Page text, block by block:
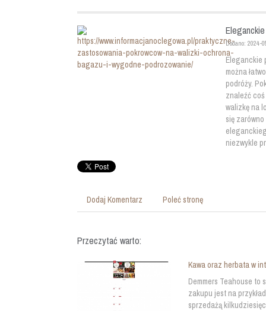
Dodano: 2024-
Eleganckie
można
podróży.
znaleźć
walizkę na
się
niezwykle
Dodaj Komentarz Poleć stronę
Przeczytać warto:
Kawa oraz herbata w
Demmers Teahouse to
zakupu jest na
sprzedażą